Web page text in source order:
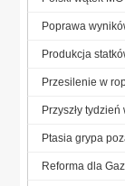
Poprawa
Produkcja
Przesilenie w
Przyszły
Ptasia grypa
Reforma dla